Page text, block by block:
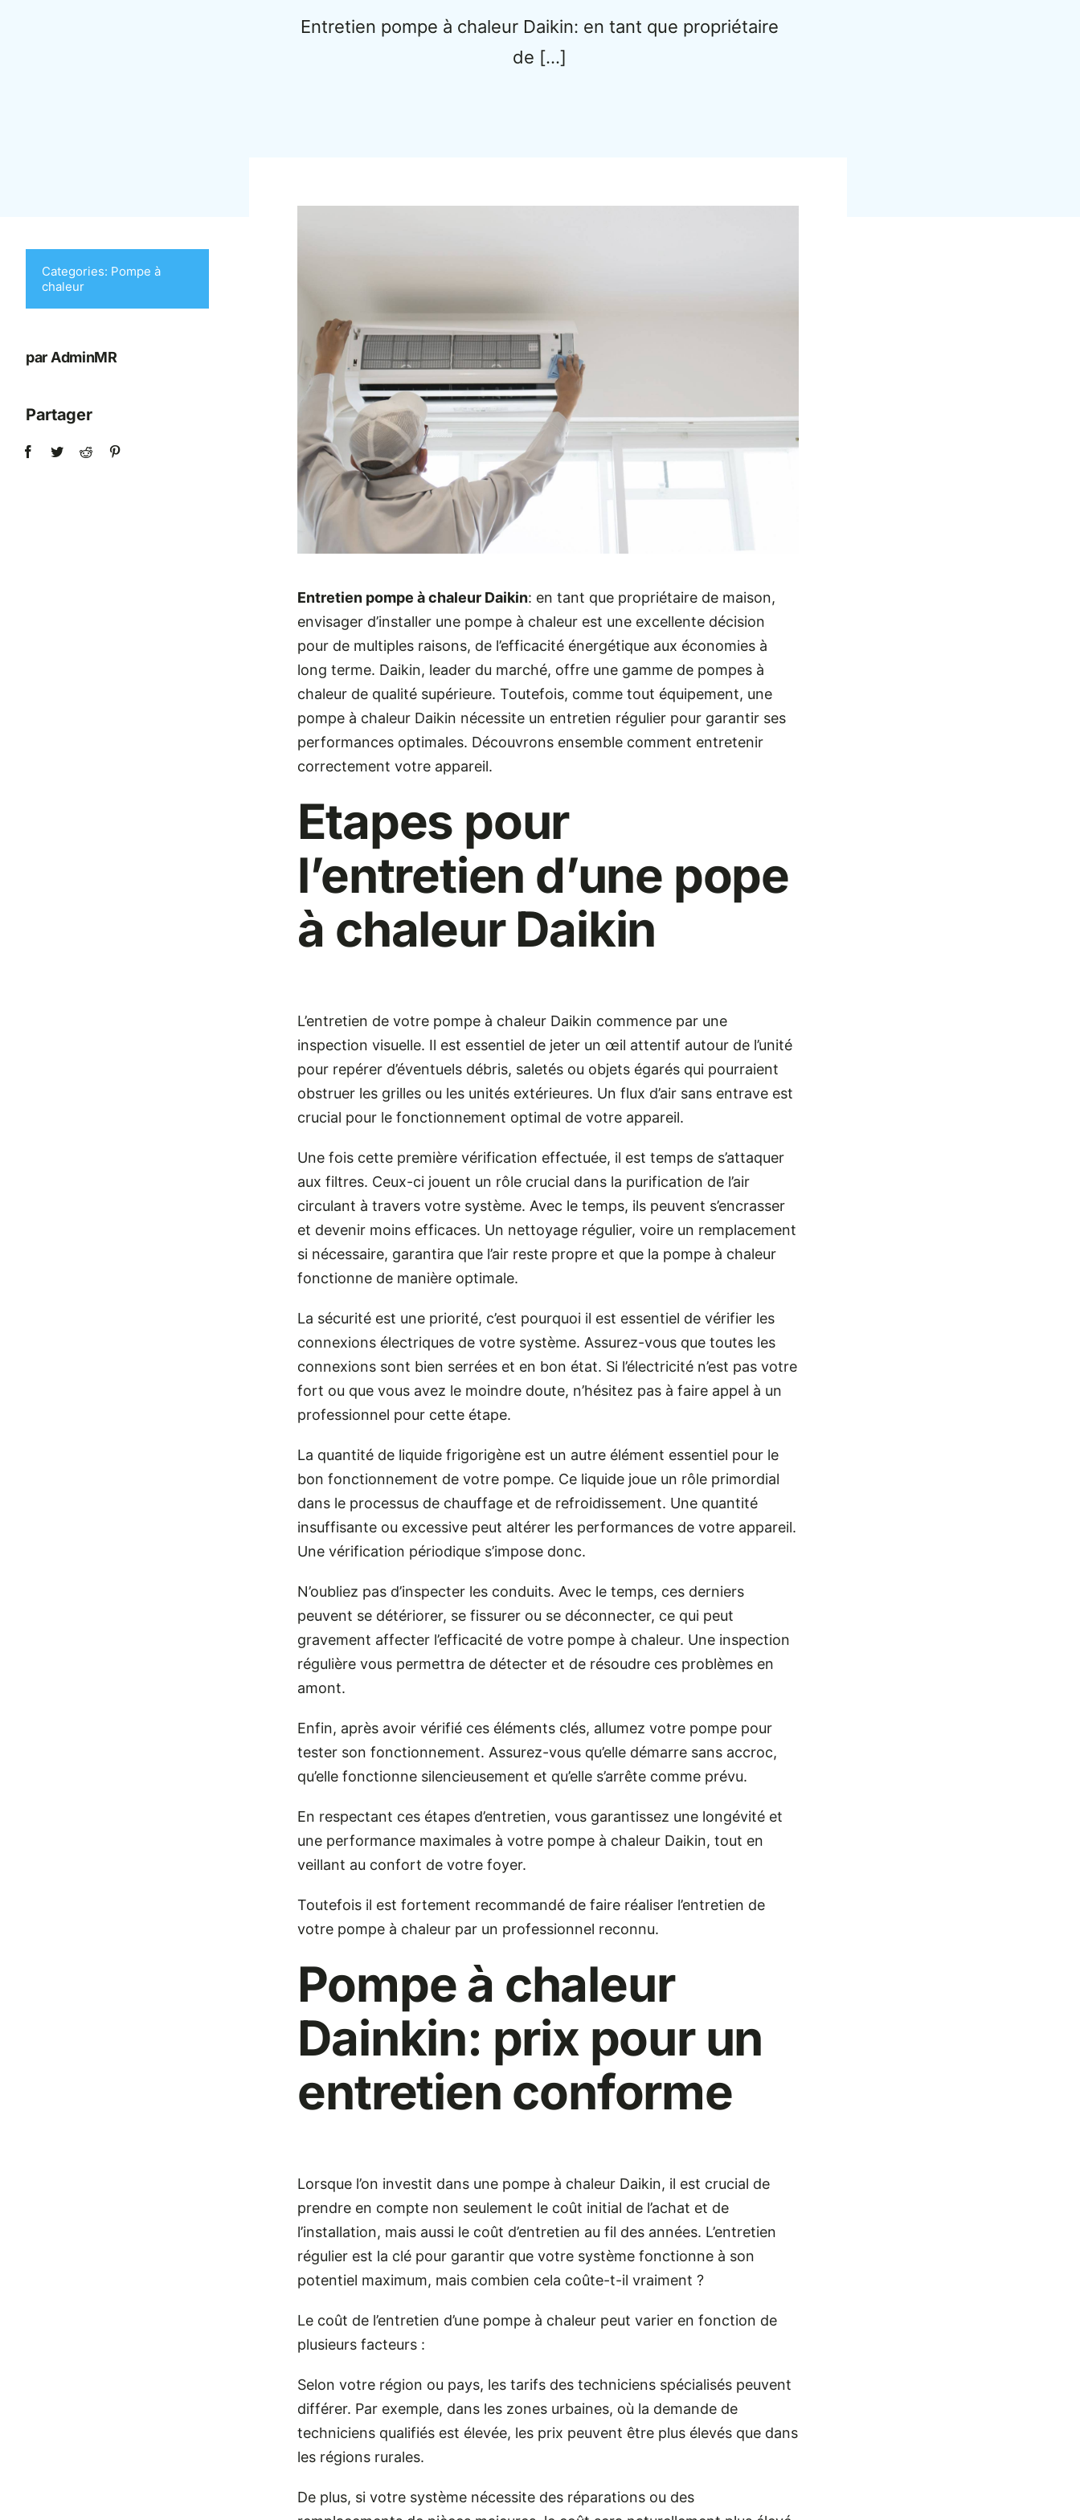
Entretien pompe à chaleur Daikin: en tant que propriétaire
de […]
Categories: Pompe à
chaleur
par AdminMR
Partager
Entretien pompe à chaleur Daikin: en tant que propriétaire de maison,
envisager d’installer une pompe à chaleur est une excellente décision
pour de multiples raisons, de l’efficacité énergétique aux économies à
long terme. Daikin, leader du marché, offre une gamme de pompes à
chaleur de qualité supérieure. Toutefois, comme tout équipement, une
pompe à chaleur Daikin nécessite un entretien régulier pour garantir ses
performances optimales. Découvrons ensemble comment entretenir
correctement votre appareil.
Etapes pour
l’entretien d’une pope
à chaleur Daikin
L’entretien de votre pompe à chaleur Daikin commence par une
inspection visuelle. Il est essentiel de jeter un œil attentif autour de l’unité
pour repérer d’éventuels débris, saletés ou objets égarés qui pourraient
obstruer les grilles ou les unités extérieures. Un flux d’air sans entrave est
crucial pour le fonctionnement optimal de votre appareil.
Une fois cette première vérification effectuée, il est temps de s’attaquer
aux filtres. Ceux-ci jouent un rôle crucial dans la purification de l’air
circulant à travers votre système. Avec le temps, ils peuvent s’encrasser
et devenir moins efficaces. Un nettoyage régulier, voire un remplacement
si nécessaire, garantira que l’air reste propre et que la pompe à chaleur
fonctionne de manière optimale.
La sécurité est une priorité, c’est pourquoi il est essentiel de vérifier les
connexions électriques de votre système. Assurez-vous que toutes les
connexions sont bien serrées et en bon état. Si l’électricité n’est pas votre
fort ou que vous avez le moindre doute, n’hésitez pas à faire appel à un
professionnel pour cette étape.
La quantité de liquide frigorigène est un autre élément essentiel pour le
bon fonctionnement de votre pompe. Ce liquide joue un rôle primordial
dans le processus de chauffage et de refroidissement. Une quantité
insuffisante ou excessive peut altérer les performances de votre appareil.
Une vérification périodique s’impose donc.
N’oubliez pas d’inspecter les conduits. Avec le temps, ces derniers
peuvent se détériorer, se fissurer ou se déconnecter, ce qui peut
gravement affecter l’efficacité de votre pompe à chaleur. Une inspection
régulière vous permettra de détecter et de résoudre ces problèmes en
amont.
Enfin, après avoir vérifié ces éléments clés, allumez votre pompe pour
tester son fonctionnement. Assurez-vous qu’elle démarre sans accroc,
qu’elle fonctionne silencieusement et qu’elle s’arrête comme prévu.
En respectant ces étapes d’entretien, vous garantissez une longévité et
une performance maximales à votre pompe à chaleur Daikin, tout en
veillant au confort de votre foyer.
Toutefois il est fortement recommandé de faire réaliser l’entretien de
votre pompe à chaleur par un professionnel reconnu.
Pompe à chaleur
Dainkin: prix pour un
entretien conforme
Lorsque l’on investit dans une pompe à chaleur Daikin, il est crucial de
prendre en compte non seulement le coût initial de l’achat et de
l’installation, mais aussi le coût d’entretien au fil des années. L’entretien
régulier est la clé pour garantir que votre système fonctionne à son
potentiel maximum, mais combien cela coûte-t-il vraiment ?
Le coût de l’entretien d’une pompe à chaleur peut varier en fonction de
plusieurs facteurs :
Selon votre région ou pays, les tarifs des techniciens spécialisés peuvent
différer. Par exemple, dans les zones urbaines, où la demande de
techniciens qualifiés est élevée, les prix peuvent être plus élevés que dans
les régions rurales.
De plus, si votre système nécessite des réparations ou des